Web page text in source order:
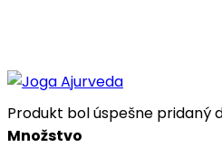
Produkt bol úspešne pridaný
Množstvo